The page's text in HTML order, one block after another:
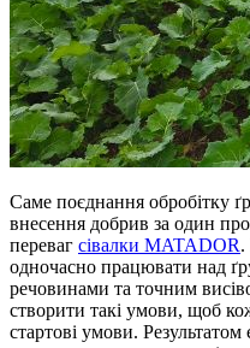
Саме поєднання обробітку
внесення добрив за один
переваг сівалки MATADOR.
одночасно працювати над
речовинами та точним
створити такі умови, щоб
стартові умови.